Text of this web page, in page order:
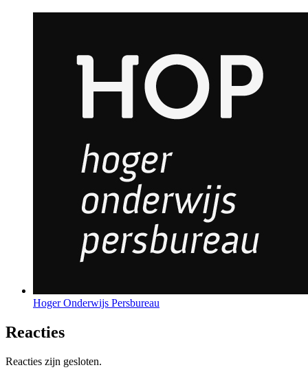
Hoger Onderwijs Persbureau
Reacties
Reacties zijn gesloten.